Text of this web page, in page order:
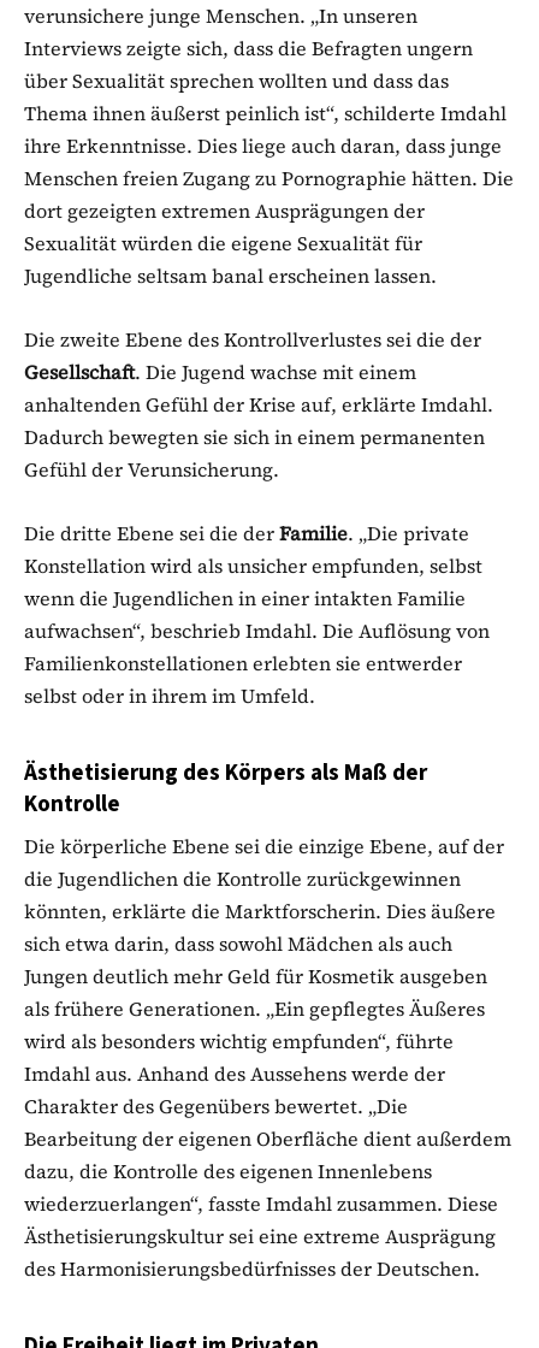
verunsichere junge Menschen. „In unseren
Interviews zeigte sich, dass die Befragten ungern
über Sexualität sprechen wollten und dass das
Thema ihnen äußerst peinlich ist“, schilderte Imdahl
ihre Erkenntnisse. Dies liege auch daran, dass junge
Menschen freien Zugang zu Pornographie hätten. Die
dort gezeigten extremen Ausprägungen der
Sexualität würden die eigene Sexualität für
Jugendliche seltsam banal erscheinen lassen.
Die zweite Ebene des Kontrollverlustes sei die der
Gesellschaft. Die Jugend wachse mit einem
anhaltenden Gefühl der Krise auf, erklärte Imdahl.
Dadurch bewegten sie sich in einem permanenten
Gefühl der Verunsicherung.
Die dritte Ebene sei die derFamilie. „Die private
Konstellation wird als unsicher empfunden, selbst
wenn die Jugendlichen in einer intakten Familie
aufwachsen“, beschrieb Imdahl. Die Auflösung von
Familienkonstellationen erlebten sie entwerder
selbst oder in ihrem im Umfeld.
Ästhetisierung des Körpers als Maß der
Kontrolle
Die körperliche Ebene sei die einzige Ebene, auf der
die Jugendlichen die Kontrolle zurückgewinnen
könnten, erklärte die Marktforscherin. Dies äußere
sich etwa darin, dass sowohl Mädchen als auch
Jungen deutlich mehr Geld für Kosmetik ausgeben
als frühere Generationen. „Ein gepflegtes Äußeres
wird als besonders wichtig empfunden“, führte
Imdahl aus. Anhand des Aussehens werde der
Charakter des Gegenübers bewertet. „Die
Bearbeitung der eigenen Oberfläche dient außerdem
dazu, die Kontrolle des eigenen Innenlebens
wiederzuerlangen“, fasste Imdahl zusammen. Diese
Ästhetisierungskultur sei eine extreme Ausprägung
des Harmonisierungsbedürfnisses der Deutschen.